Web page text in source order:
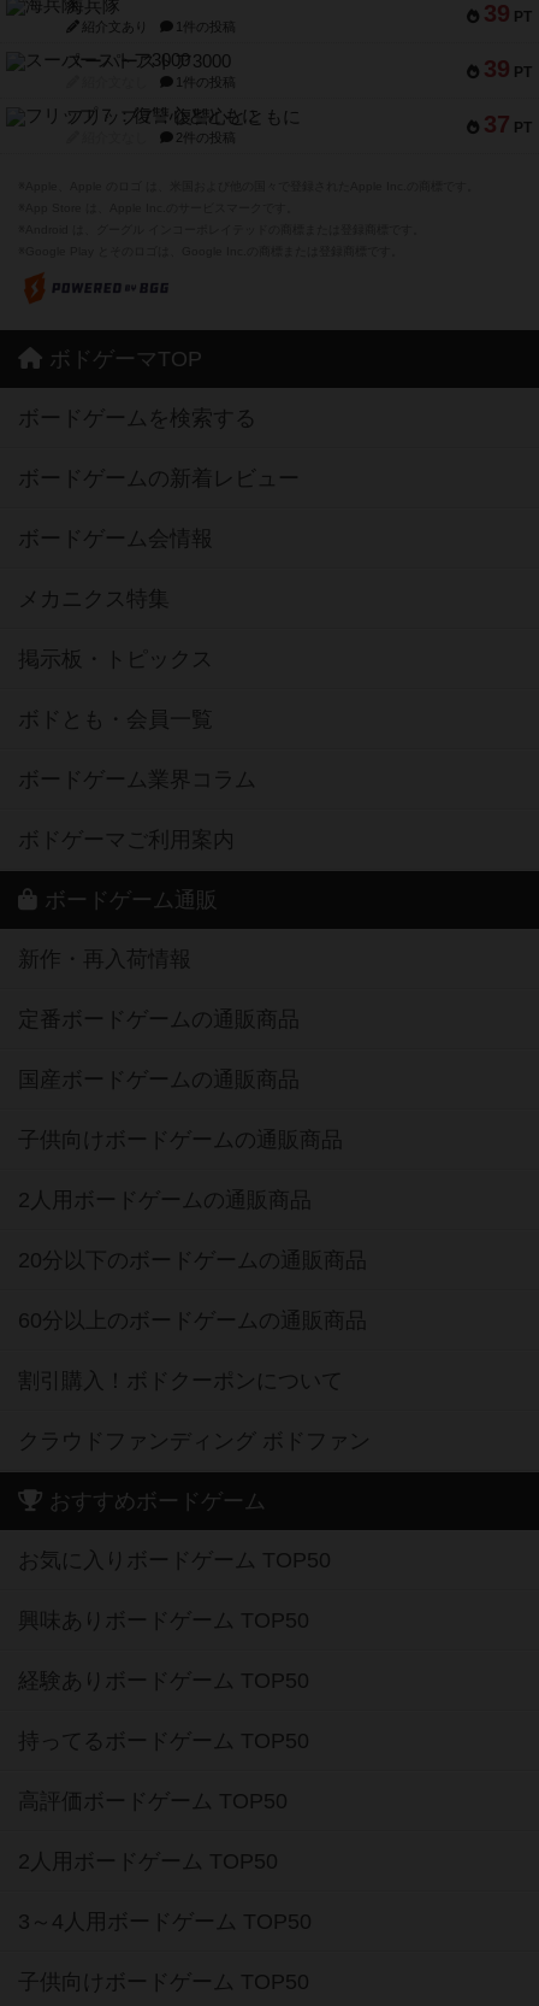
39 PT
海兵隊
紹介文あり 1件の投稿
39 PT
スーパーストア3000
1件の投稿
37 PT
フリップ７：復讐心とともに
2件の投稿
ボドゲーマTOP
ボードゲームを検索する
ボードゲームの新着レビュー
ボードゲーム会情報
メカニクス特集
掲示板・トピックス
ボドとも・会員一覧
ボードゲーム業界コラム
ボドゲーマご利用案内
ボードゲーム通販
新作・再入荷情報
定番ボードゲームの通販商品
国産ボードゲームの通販商品
子供向けボードゲームの通販商品
2人用ボードゲームの通販商品
20分以下のボードゲームの通販商品
60分以上のボードゲームの通販商品
割引購入！ボドクーポンについて
クラウドファンディング ボドファン
おすすめボードゲーム
お気に入りボードゲーム TOP50
興味ありボードゲーム TOP50
経験ありボードゲーム TOP50
持ってるボードゲーム TOP50
高評価ボードゲーム TOP50
2人用ボードゲーム TOP50
3～4人用ボードゲーム TOP50
子供向けボードゲーム TOP50